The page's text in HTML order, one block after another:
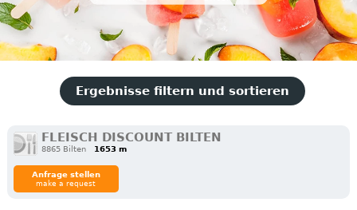
Ergebnisse filtern und sortieren
FLEISCH DISCOUNT BILTEN
8865 Bilten 1653 m
Anfrage stellen
make a request